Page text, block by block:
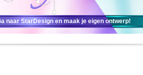
naar StarDesign en maak je eigen ontwerp!